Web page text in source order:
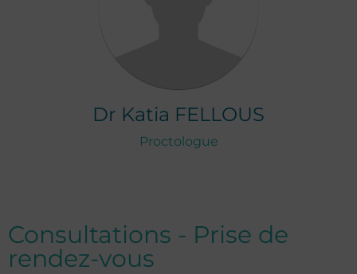
Dr Katia FELLOUS
Proctologue
Consultations - Prise de
rendez-vous